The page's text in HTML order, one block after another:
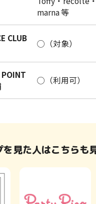
marna 等
CLUB
◯（対象）
◯（利用可）
を見た人はこちらも